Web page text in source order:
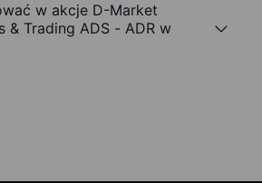
w akcje D-Market
& Trading ADS - ADR w